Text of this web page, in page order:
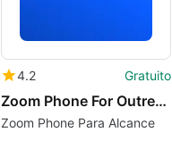
4.2 Gratuito
Zoom Phone For Outreach
Zoom Phone Para Alcance